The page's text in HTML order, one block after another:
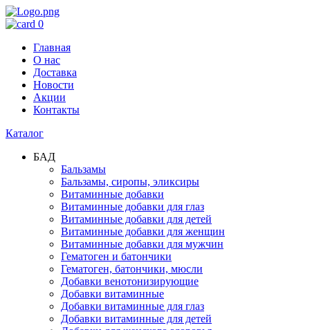
0
Главная
О нас
Доставка
Новости
Акции
Контакты
Каталог
БАД
Бальзамы
Бальзамы, сиропы, эликсиры
Витаминные добавки
Витаминные добавки для глаз
Витаминные добавки для детей
Витаминные добавки для женщин
Витаминные добавки для мужчин
Гематоген и батончики
Гематоген, батончики, мюсли
Добавки венотонизирующие
Добавки витаминные
Добавки витаминные для глаз
Добавки витаминные для детей